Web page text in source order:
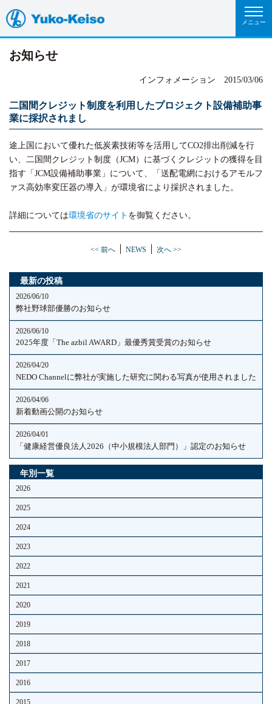
お知らせ
インフォメーション 2015/03/06
二国間クレジット制度を利用したプロジェクト設備補助事
業に採択されまし
途上国において優れた低炭素技術等を活用してCO2排出削減を行
い、二国間クレジット制度（JCM）に基づくクレジットの獲得を目
指す「JCM設備補助事業」について、「送配電網におけるアモルフ
ァス高効率変圧器の導入」が環境省により採択されました。
詳細については環境省のサイト を御覧ください。
<< 前へ NEWS 次へ >>
最新の投稿
2026/06/10
弊社野球部優勝のお知らせ
2026/06/10
2025年度「The azbil AWARD」最優秀賞受賞のお知らせ
2026/04/20
NEDO Channelに弊社が実施した研究に関わる写真が使用されました
2026/04/06
新着動画公開のお知らせ
2026/04/01
「健康経営優良法人2026（中小規模法人部門）」認定のお知らせ
年別一覧
2026
2025
2024
2023
2022
2021
2020
2019
2018
2017
2016
2015